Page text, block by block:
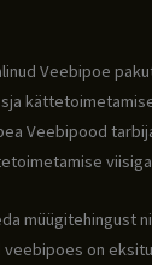
Veebipoe
Veebipood
müügitehingust
veebipoes on